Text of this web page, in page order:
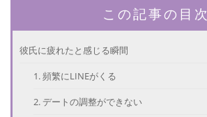
この記事の目次
彼氏に疲れたと感じる瞬間
1. 頻繁にLINEがくる
2. デートの調整ができない